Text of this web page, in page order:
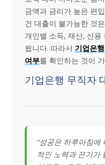
금액과 금리가 높은 편
건 대출이 불가능한 것
개인별 소득, 재산, 신용
됩니다. 따라서 기업은행
여부를 확인하는 것이
기업은행 무직자
“성공은 하루아침에
적인 노력과 끈기가